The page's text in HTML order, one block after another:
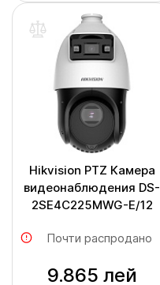
Hikvision PTZ Камера
видеонаблюдения DS-
2SE4C225MWG-E/12
Почти распродано
9.865 лей